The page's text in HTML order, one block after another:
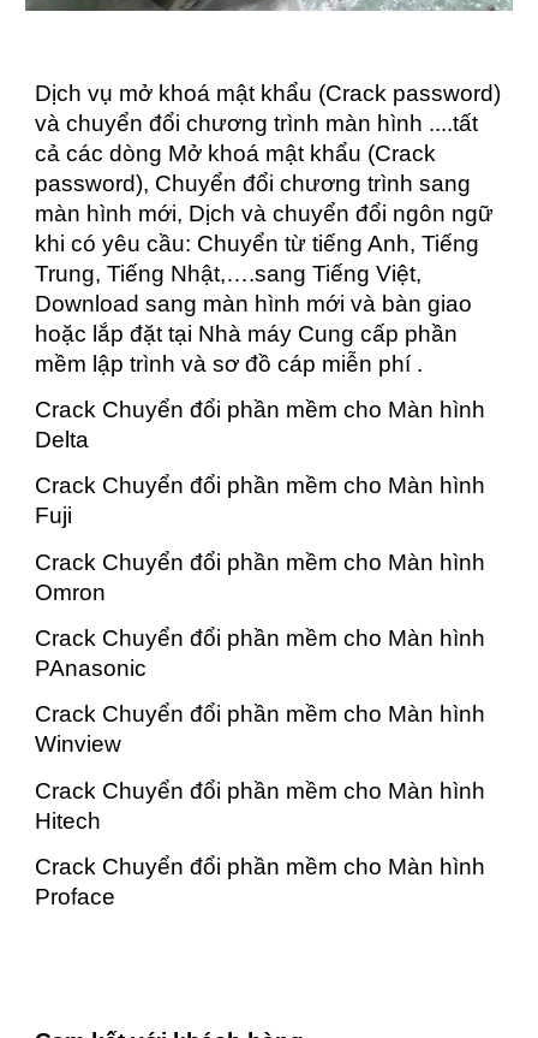
Dịch vụ mở khoá mật khẩu (Crack password)
và chuyển đổi chương trình màn hình ....tất
cả các dòng Mở khoá mật khẩu (Crack
password), Chuyển đổi chương trình sang
màn hình mới, Dịch và chuyển đổi ngôn ngữ
khi có yêu cầu: Chuyển từ tiếng Anh, Tiếng
Trung, Tiếng Nhật,….sang Tiếng Việt,
Download sang màn hình mới và bàn giao
hoặc lắp đặt tại Nhà máy Cung cấp phần
mềm lập trình và sơ đồ cáp miễn phí .
Crack Chuyển đổi phần mềm cho Màn hình
Delta
Crack Chuyển đổi phần mềm cho Màn hình
Fuji
Crack Chuyển đổi phần mềm cho Màn hình
Omron
Crack Chuyển đổi phần mềm cho Màn hình
PAnasonic
Crack Chuyển đổi phần mềm cho Màn hình
Winview
Crack Chuyển đổi phần mềm cho Màn hình
Hitech
Crack Chuyển đổi phần mềm cho Màn hình
Proface